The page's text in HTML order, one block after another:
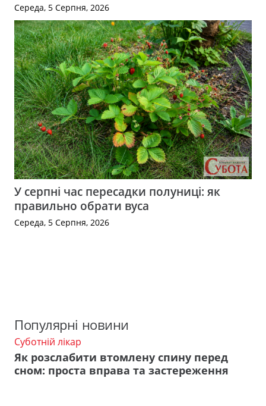
Середа, 5 Серпня, 2026
У серпні час пересадки полуниці: як
правильно обрати вуса
Середа, 5 Серпня, 2026
Популярні новини
Суботній лікар
Як розслабити втомлену спину перед
сном: проста вправа та застереження